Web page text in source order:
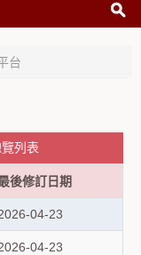
台
列表
後修訂日期
04-23
04-23